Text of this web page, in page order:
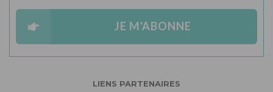
JE M'ABONNE
LIENS PARTENAIRES